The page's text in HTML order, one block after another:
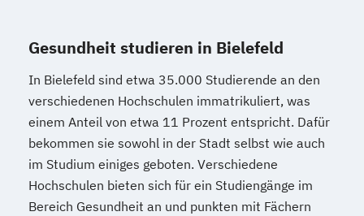
Gesundheit studieren in Bielefeld
In Bielefeld sind etwa 35.000 Studierende an den
verschiedenen Hochschulen immatrikuliert, was
einem Anteil von etwa 11 Prozent entspricht. Dafür
bekommen sie sowohl in der Stadt selbst wie auch
im Studium einiges geboten. Verschiedene
Hochschulen bieten sich für ein Studiengänge im
Bereich Gesundheit an und punkten mit Fächern